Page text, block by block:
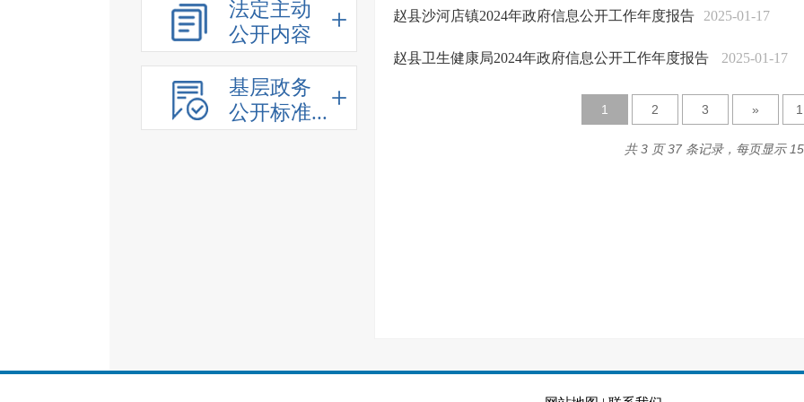
法定主动
公开内容
基层政务
公开标准...
赵县沙河店镇2024年政府信息公开工作年度报告 2025-01-17
赵县卫生健康局2024年政府信息公开工作年度报告 2025-01-17
1 2 3 »
共 3 页 37 条记录，每页显示 15